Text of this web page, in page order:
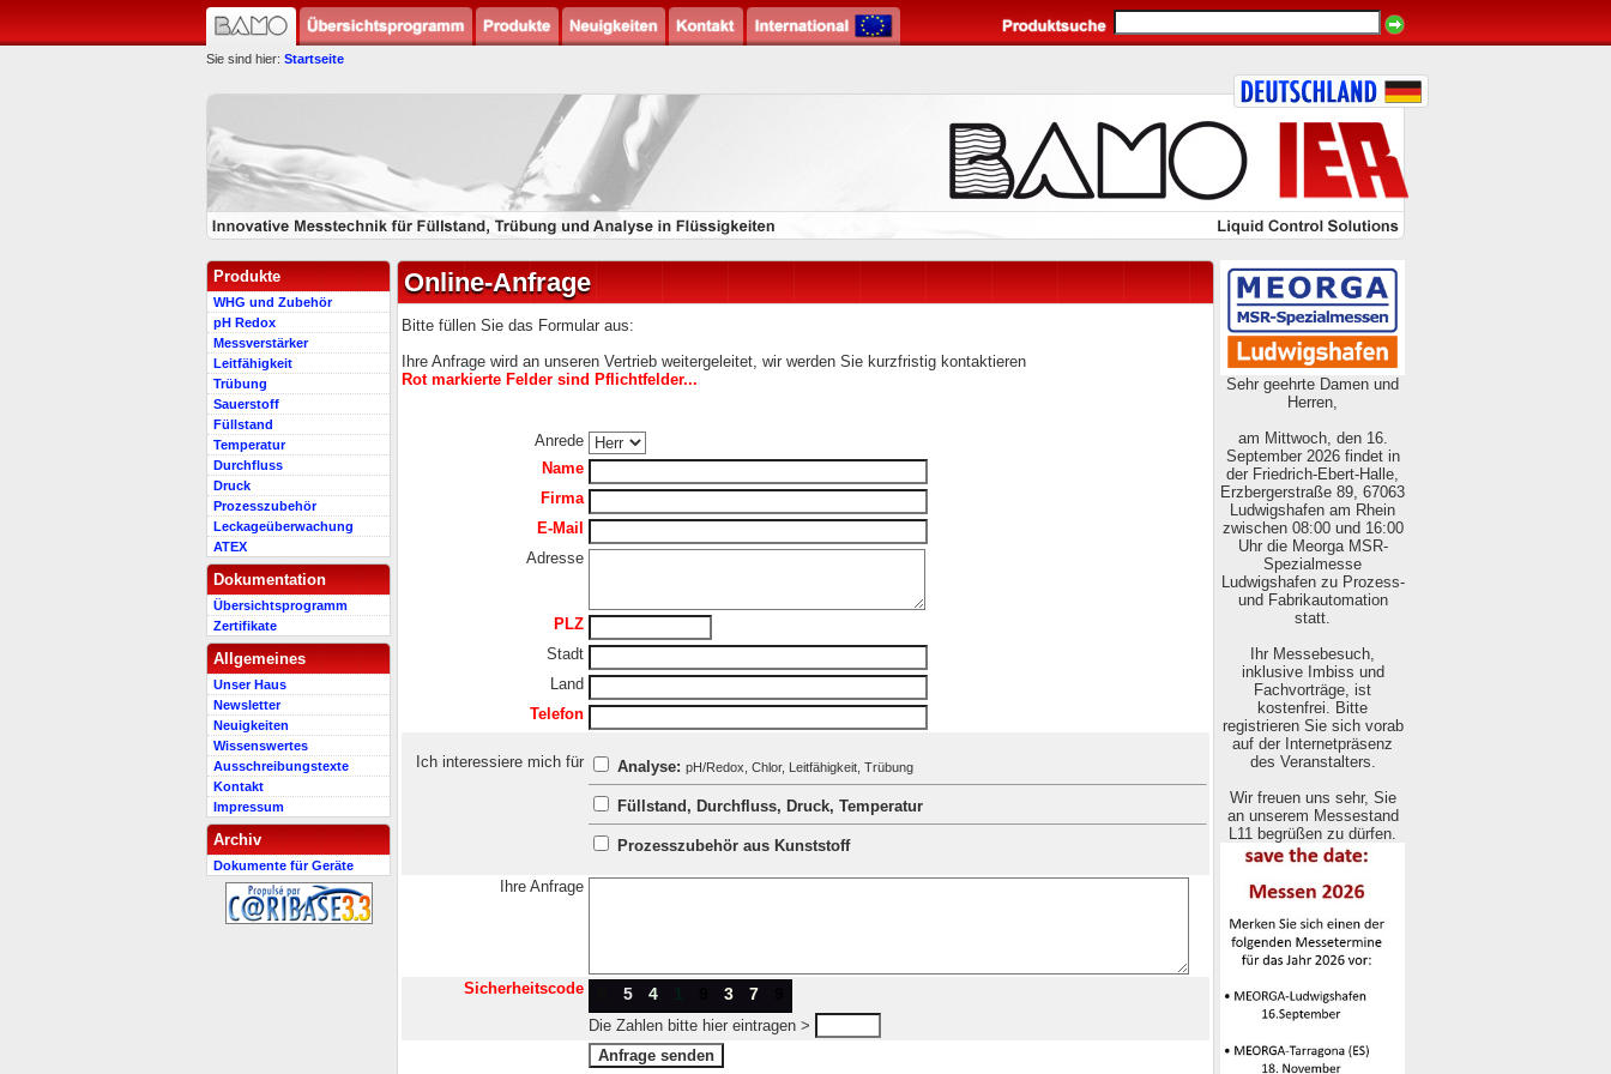
Sie sind hier: Startseite
Produkte
WHG und Zubehör
pH Redox
Messverstärker
Leitfähigkeit
Trübung
Sauerstoff
Füllstand
Temperatur
Durchfluss
Druck
Prozesszubehör
Leckageüberwachung
ATEX
Dokumentation
Übersichtsprogramm
Zertifikate
Allgemeines
Unser Haus
Newsletter
Neuigkeiten
Wissenswertes
Ausschreibungstexte
Kontakt
Impressum
Archiv
Dokumente für Geräte
Sehr geehrte Damen und
Herren,
am Mittwoch, den 16.
September 2026 findet in
der Friedrich-Ebert-Halle,
Erzbergerstraße 89, 67063
Ludwigshafen am Rhein
zwischen 08:00 und 16:00
Uhr die Meorga MSR-
Spezialmesse
Ludwigshafen zu Prozess-
und Fabrikautomation
statt.
Ihr Messebesuch,
inklusive Imbiss und
Fachvorträge, ist
kostenfrei. Bitte
registrieren Sie sich vorab
auf der Internetpräsenz
des Veranstalters.
Wir freuen uns sehr, Sie
an unserem Messestand
L11 begrüßen zu dürfen.
Online-Anfrage
Bitte füllen Sie das Formular aus:
Ihre Anfrage wird an unseren Vertrieb weitergeleitet, wir werden Sie kurzfristig kontaktieren
Rot markierte Felder sind Pflichtfelder...
Anrede
Name
Firma
E-Mail
Adresse
PLZ
Stadt
Land
Telefon
Ich interessiere mich für Analyse: pH/Redox, Chlor, Leitfähigkeit, Trübung
Füllstand, Durchfluss, Druck, Temperatur
Prozesszubehör aus Kunststoff
Ihre Anfrage
Sicherheitscode 5 4 3 7
Die Zahlen bitte hier eintragen >